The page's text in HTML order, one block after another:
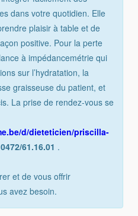
dans votre quotidien. Elle
plaisir à table et de
positive. Pour la perte
à impédancemétrie qui
sur l’hydratation, la
graisseuse du patient, et
La prise de rendez-vous se
d/dieteticien/priscilla-
0472/61.16.01 .
et de vous offrir
avez besoin.